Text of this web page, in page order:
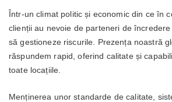
Într-un climat politic și economic din ce în
clienții au nevoie de parteneri de
să gestioneze riscurile. Prezența noastră
răspundem rapid, oferind calitate și
toate locațiile.
Menținerea unor standarde de calitate,